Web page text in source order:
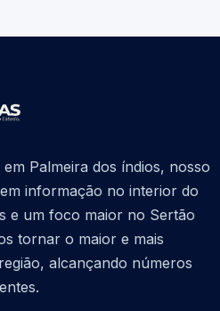
Palmeira dos índios, nosso
informação no interior do
e um foco maior no Sertão
tornar o maior e mais
alcançando números